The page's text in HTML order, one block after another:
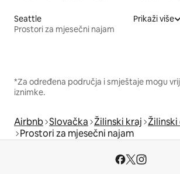
Seattle
Prostori za mjesečni najam
Prikaži više
*Za određena područja i smještaje mogu
iznimke.
Airbnb Slovačka Žilinski kraj
Prostori za mjesečni najam